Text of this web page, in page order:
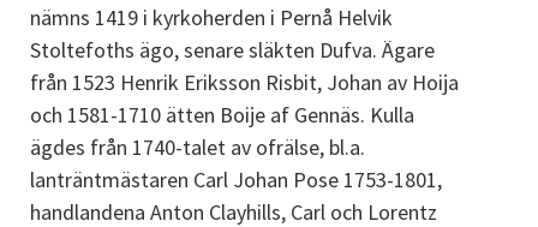
nämns 1419 i kyrkoherden i Pernå Helvik
Stoltefoths ägo, senare släkten Dufva. Ägare
från 1523 Henrik Eriksson Risbit, Johan av Hoija
och 1581-1710 ätten Boije af Gennäs. Kulla
ägdes från 1740-talet av ofrälse, bl.a.
lanträntmästaren Carl Johan Pose 1753-1801,
handlandena Anton Clayhills, Carl och Lorentz